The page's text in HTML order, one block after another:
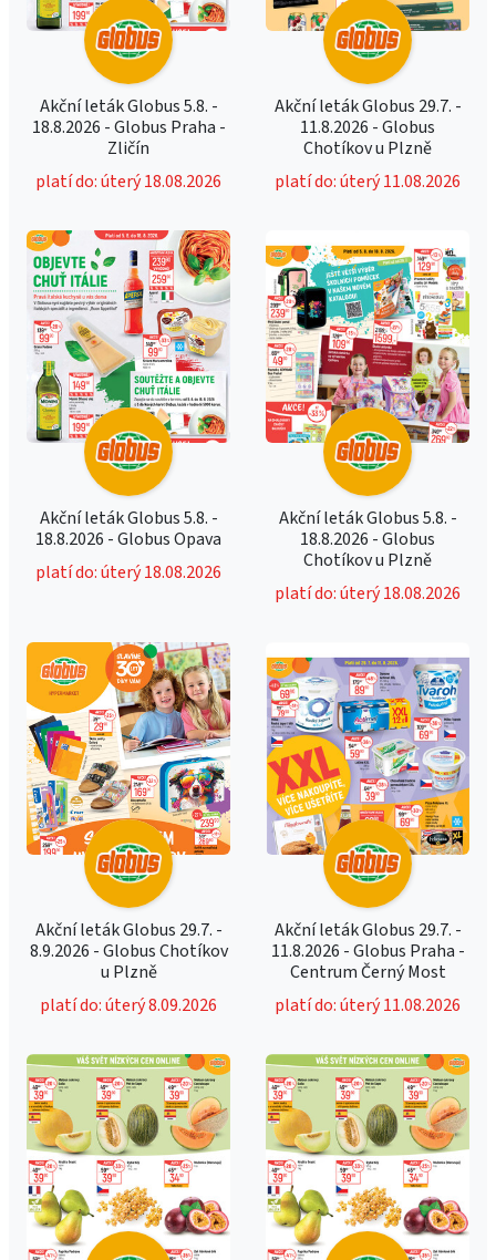
Akční leták Globus 5.8. -
18.8.2026 - Globus Praha -
Zličín
platí do: úterý 18.08.2026
Akční leták Globus 29.7. -
11.8.2026 - Globus
Chotíkov u Plzně
platí do: úterý 11.08.2026
Akční leták Globus 5.8. -
18.8.2026 - Globus Opava
platí do: úterý 18.08.2026
Akční leták Globus 5.8. -
18.8.2026 - Globus
Chotíkov u Plzně
platí do: úterý 18.08.2026
Akční leták Globus 29.7. -
8.9.2026 - Globus Chotíkov
u Plzně
platí do: úterý 8.09.2026
Akční leták Globus 29.7. -
11.8.2026 - Globus Praha -
Centrum Černý Most
platí do: úterý 11.08.2026